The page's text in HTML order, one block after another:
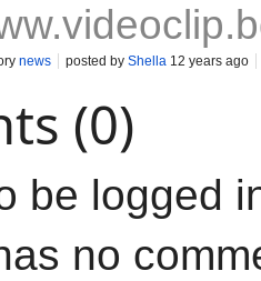
news posted by Shella 12 years ago
(0)
be logged
no